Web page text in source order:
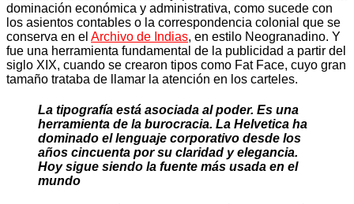
dominación económica y administrativa, como sucede con
los asientos contables o la correspondencia colonial que se
conserva en el Archivo de Indias, en estilo Neogranadino. Y
fue una herramienta fundamental de la publicidad a partir del
siglo XIX, cuando se crearon tipos como Fat Face, cuyo gran
tamaño trataba de llamar la atención en los carteles.
La tipografía está asociada al poder. Es una
herramienta de la burocracia. La Helvetica ha
dominado el lenguaje corporativo desde los
años cincuenta por su claridad y elegancia.
Hoy sigue siendo la fuente más usada en el
mundo